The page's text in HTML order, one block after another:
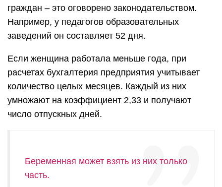
граждан – это оговорено законодательством.
Например, у педагогов образовательных
заведений он составляет 52 дня.
Если женщина работала меньше года, при
расчетах бухгалтерия предприятия учитывает
количество целых месяцев. Каждый из них
умножают на коэффициент 2,33 и получают
число отпускных дней.
Беременная может взять из них только
часть.